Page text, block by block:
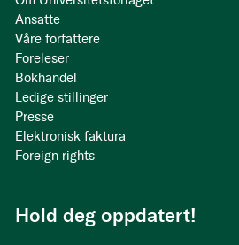
Ansatte
Våre forfattere
Foreleser
Bokhandel
Ledige stillinger
Presse
Elektronisk faktura
Foreign rights
Hold deg oppdatert!